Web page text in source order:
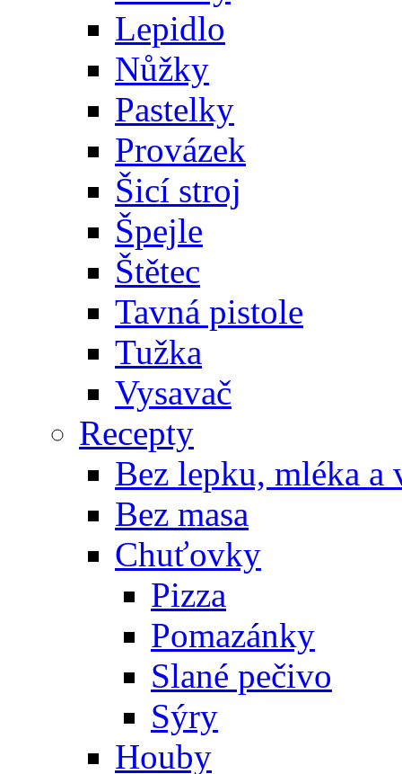
Lepidlo
Nůžky
Pastelky
Provázek
Šicí stroj
Špejle
Štětec
Tavná pistole
Tužka
Vysavač
Recepty
Bez lepku, mléka a
Bez masa
Chuťovky
Pizza
Pomazánky
Slané pečivo
Sýry
Houby